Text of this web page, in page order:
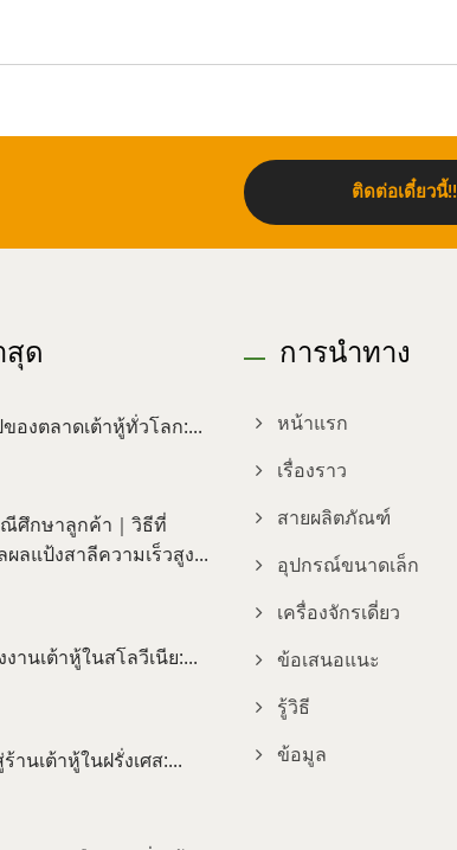
ติดต่อเดี๋ยวนี้!!
สุด
องตลาดเต้าหู้ทั่วโลก:...
ศึกษาลูกค้า｜วิธีที่
ผลแป้งสาลีความเร็วสูง...
านเต้าหู้ในสโลวีเนีย:...
านเต้าหู้ในฝรั่งเศส:...
การนำทาง
หน้าแรก
เรื่องราว
สายผลิตภัณฑ์
อุปกรณ์ขนาดเล็ก
เครื่องจักรเดี่ยว
ข้อเสนอแนะ
รู้วิธี
ข้อมูล